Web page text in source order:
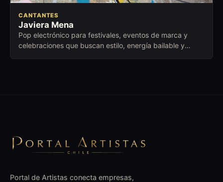
CANTANTES
Javiera Mena
Pop electrónico para festivales, eventos de marca y
celebraciones que buscan estilo, energía bailable y
Portal de Artistas conecta empresas,